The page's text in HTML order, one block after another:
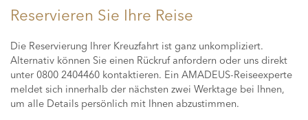
Reservieren Sie Ihre Reise
Die Reservierung Ihrer Kreuzfahrt ist ganz unkompliziert.
Alternativ können Sie einen Rückruf anfordern oder uns direkt
unter 0800 2404460 kontaktieren. Ein AMADEUS-Reiseexperte
meldet sich innerhalb der nächsten zwei Werktage bei Ihnen,
um alle Details persönlich mit Ihnen abzustimmen.